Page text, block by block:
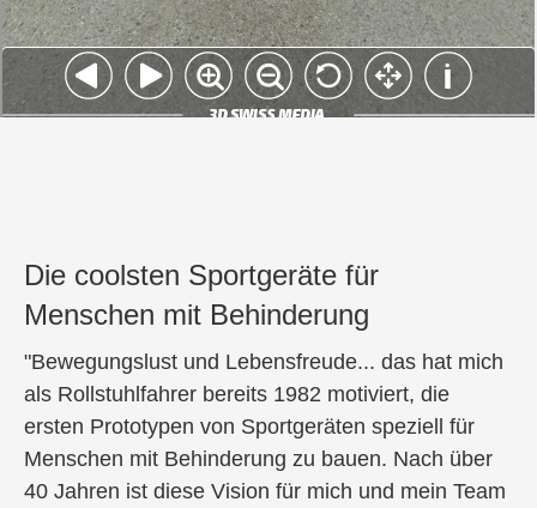
Die coolsten Sportgeräte für
Menschen mit Behinderung
"Bewegungslust und Lebensfreude... das hat mich
als Rollstuhlfahrer bereits 1982 motiviert, die
ersten Prototypen von Sportgeräten speziell für
Menschen mit Behinderung zu bauen. Nach über
40 Jahren ist diese Vision für mich und mein Team